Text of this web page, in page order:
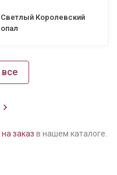
Светлый Королевский
опал
заказ в нашем каталоге.